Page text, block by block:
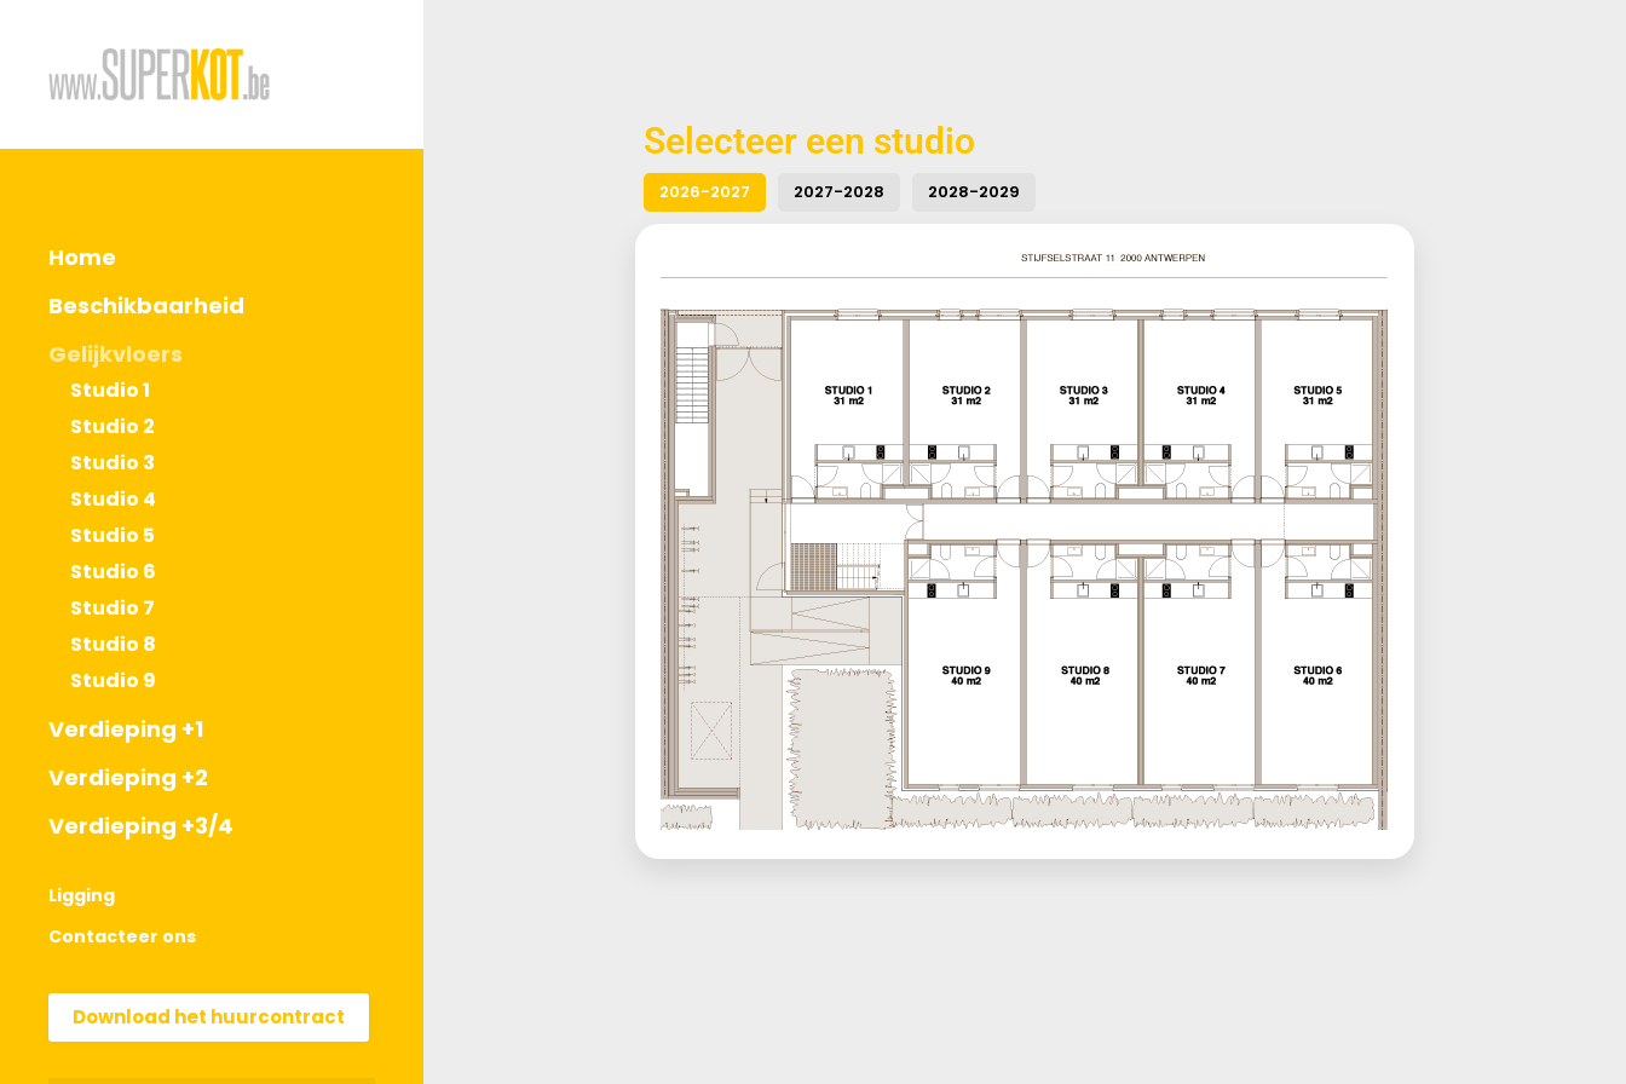
Home
Beschikbaarheid
Gelijkvloers
Studio 1
Studio 2
Studio 3
Studio 4
Studio 5
Studio 6
Studio 7
Studio 8
Studio 9
Verdieping +1
Verdieping +2
Verdieping +3/4
Ligging
Contacteer ons
Download het huurcontract
Selecteer een studio
2026-2027 2027-2028 2028-2029